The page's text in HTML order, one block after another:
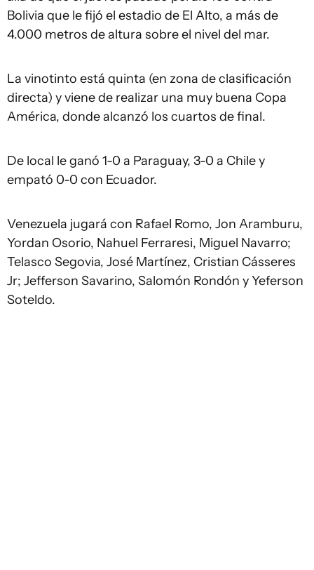
Bolivia que le fijó el estadio de El Alto, a más de
4.000 metros de altura sobre el nivel del mar.
La vinotinto está quinta (en zona de clasificación
directa) y viene de realizar una muy buena Copa
América, donde alcanzó los cuartos de final.
De local le ganó 1-0 a Paraguay, 3-0 a Chile y
empató 0-0 con Ecuador.
Venezuela jugará con Rafael Romo, Jon Aramburu,
Yordan Osorio, Nahuel Ferraresi, Miguel Navarro;
Telasco Segovia, José Martínez, Cristian Cásseres
Jr; Jefferson Savarino, Salomón Rondón y Yeferson
Soteldo.